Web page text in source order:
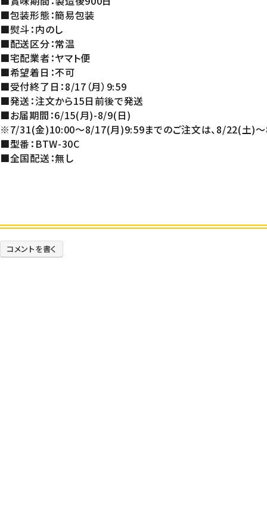
■包装形態：簡易包装
■熨斗：内のし
■配送区分：常温
■宅配業者：ヤマト便
■希望着日：不可
■受付終了日：8/17（月）9:59
■発送：注文から15日前後で発送
■お届期間：6/15(月)-8/9(日)
※7/31(金)10:00～8/17(月)9:59までのご注文は、8/22(土)
■型番：BTW-30C
■全国配送：無し
コメントを書く